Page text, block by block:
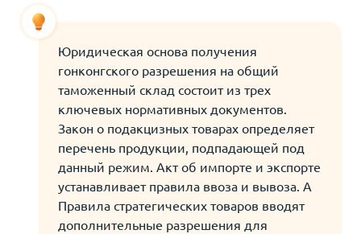
Юридическая основа получения
гонконгского разрешения на общий
таможенный склад состоит из трех
ключевых нормативных документов.
Закон о подакцизных товарах определяет
перечень продукции, подпадающей под
данный режим. Акт об импорте и экспорте
устанавливает правила ввоза и вывоза. А
Правила стратегических товаров вводят
дополнительные разрешения для